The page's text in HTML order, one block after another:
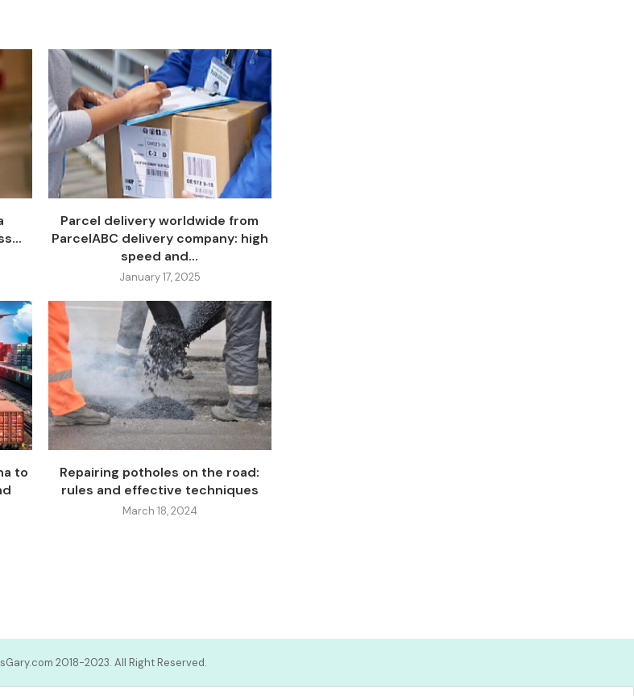
Parcel delivery worldwide from
ParcelABC delivery company: high
speed and...
January 17, 2025
to
Repairing potholes on the road:
rules and effective techniques
March 18, 2024
2018-2023. All Right Reserved.